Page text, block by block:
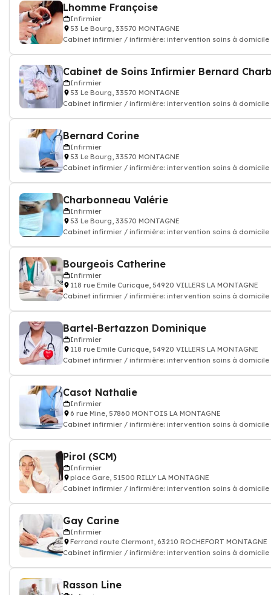
Lhomme Françoise
Infirmier
53 Le Bourg, 33570 MONTAGNE
Cabinet infirmier / infirmière: intervention soins à domicile
Infirmier
53 Le Bourg, 33570 MONTAGNE
Cabinet infirmier / infirmière: intervention soins à domicile
Bernard Corine
Infirmier
53 Le Bourg, 33570 MONTAGNE
Cabinet infirmier / infirmière: intervention soins à domicile
Charbonneau Valérie
Infirmier
53 Le Bourg, 33570 MONTAGNE
Cabinet infirmier / infirmière: intervention soins à domicile
Bourgeois Catherine
Infirmier
118 rue Emile Curicque, 54920 VILLERS LA MONTAGNE
Cabinet infirmier / infirmière: intervention soins à domicile
Bartel-Bertazzon Dominique
Infirmier
118 rue Emile Curicque, 54920 VILLERS LA MONTAGNE
Cabinet infirmier / infirmière: intervention soins à domicile
Casot Nathalie
Infirmier
6 rue Mine, 57860 MONTOIS LA MONTAGNE
Cabinet infirmier / infirmière: intervention soins à domicile
Pirol (SCM)
Infirmier
place Gare, 51500 RILLY LA MONTAGNE
Cabinet infirmier / infirmière: intervention soins à domicile
Gay Carine
Infirmier
Ferrand route Clermont, 63210 ROCHEFORT MONTAGNE
Cabinet infirmier / infirmière: intervention soins à domicile
Rasson Line